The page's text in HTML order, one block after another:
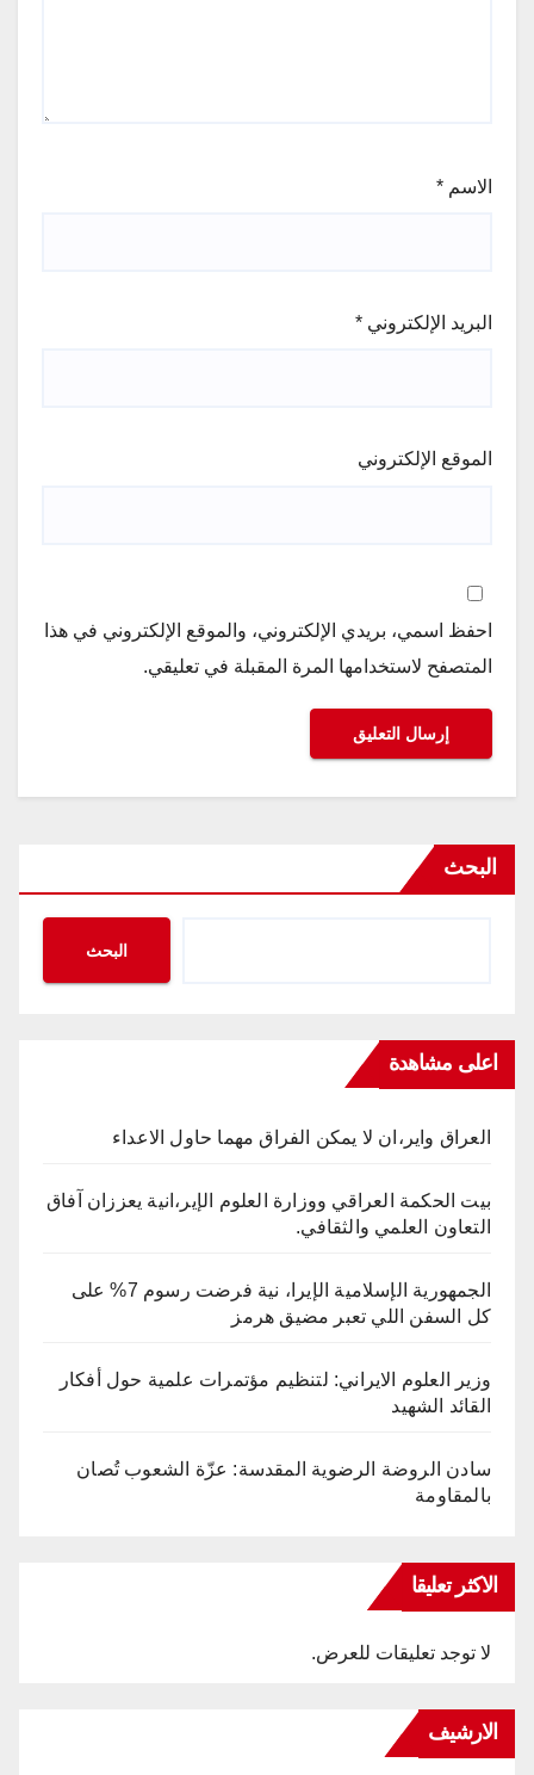
الاسم *
البريد الإلكتروني *
الموقع الإلكتروني
احفظ اسمي، بريدي الإلكتروني، والموقع الإلكتروني في هذا
المتصفح لاستخدامها المرة المقبلة في تعليقي.
البحث
البحث
اعلى مشاهدة
العراق واير،ان لا يمكن الفراق مهما حاول الاعداء
بيت الحكمة العراقي ووزارة العلوم الإير،انية يعززان آفاق
التعاون العلمي والثقافي.
الجمهورية الإسلامية الإيرا، نية فرضت رسوم 7% على
كل السفن اللي تعبر مضيق هرمز
وزير العلوم الايراني: لتنظيم مؤتمرات علمية حول أفكار
القائد الشهيد
سادن الروضة الرضوية المقدسة: عزّة الشعوب تُصان
بالمقاومة
الاكثر تعليقا
لا توجد تعليقات للعرض.
الارشيف